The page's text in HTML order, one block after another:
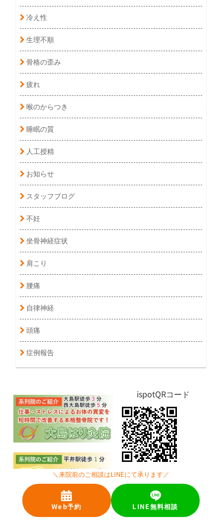
冷え性
生理不順
骨格の歪み
疲れ
喉のからつき
睡眠の質
人工授精
お知らせ
スタッフブログ
不妊
坐骨神経症状
肩こり
腰痛
自律神経
頭痛
症例報告
ispotQRコード
ispot(アイスポット)は行かな
ければ分からない情報、利用
者の生の声を独占取材とクチ
コミを元にお届けしていま
す。
＼来院前のご相談はLINEにて承ります／
Web予約 LINE無料相談